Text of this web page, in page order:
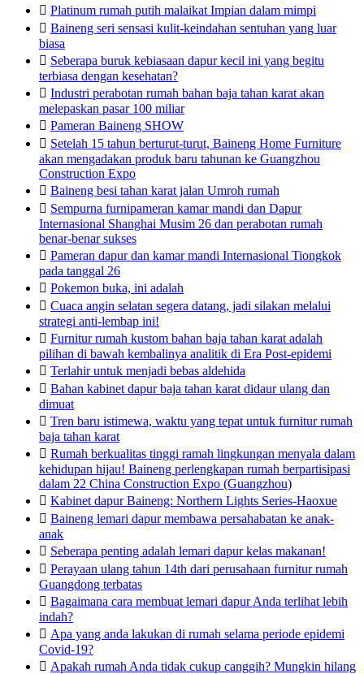
 Platinum rumah putih malaikat Impian dalam mimpi
 Baineng seri sensasi kulit-keindahan sentuhan yang luar
biasa
 Seberapa buruk kebiasaan dapur kecil ini yang begitu
terbiasa dengan kesehatan?
 Industri perabotan rumah bahan baja tahan karat akan
melepaskan pasar 100 miliar
 Pameran Baineng SHOW
 Setelah 15 tahun berturut-turut, Baineng Home Furniture
akan mengadakan produk baru tahunan ke Guangzhou
Construction Expo
 Baineng besi tahan karat jalan Umroh rumah
 Sempurna furnipameran kamar mandi dan Dapur
Internasional Shanghai Musim 26 dan perabotan rumah
benar-benar sukses
 Pameran dapur dan kamar mandi Internasional Tiongkok
pada tanggal 26
 Pokemon buka, ini adalah
 Cuaca angin selatan segera datang, jadi silakan melalui
strategi anti-lembap ini!
 Furnitur rumah kustom bahan baja tahan karat adalah
pilihan di bawah kembalinya analitik di Era Post-epidemi
 Terlahir untuk menjadi bebas aldehida
 Bahan kabinet dapur baja tahan karat didaur ulang dan
dimuat
 Tren baru istimewa, waktu yang tepat untuk furnitur rumah
baja tahan karat
 Rumah berkualitas tinggi ramah lingkungan menyala dalam
kehidupan hijau! Baineng perlengkapan rumah berpartisipasi
dalam 22 China Construction Expo (Guangzhou)
 Kabinet dapur Baineng: Northern Lights Series-Haoxue
 Baineng lemari dapur membawa persahabatan ke anak-
anak
 Seberapa penting adalah lemari dapur kelas makanan!
 Perayaan ulang tahun 14th dari perusahaan furnitur rumah
Guangdong terbatas
 Bagaimana cara membuat lemari dapur Anda terlihat lebih
indah?
 Apa yang anda lakukan di rumah selama periode epidemi
Covid-19?
 Apakah rumah Anda tidak cukup canggih? Mungkin hilang